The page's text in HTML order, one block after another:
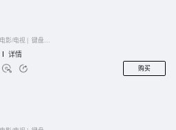
电影/电视 | 键盘乐器
I 详情
购买